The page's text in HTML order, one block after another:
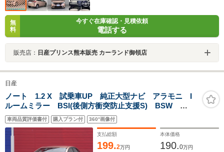
無
料
今すぐ在庫確認・見積依頼
電話する
販売店： 日産プリンス熊本販売 カーランド御領店
日産
ノート 1.2 X 試乗車UP 純正大型ナビ アラモニ I
ルームミラー BSI(後側方衝突防止支援S) BSW
RCTA 寒冷地 (前席ヒーターシート ステアリングH
ヒーター付Dミラー リヤLEDフォグ)
車両品質評価書付 購入プラン付 360°画像付
支払総額
199.2万円
本体価格
190.0万円